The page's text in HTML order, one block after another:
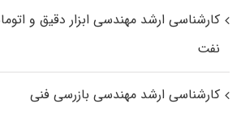
کارشناسی ارشد مهندسی ابزار دقیق و
نفت
کارشناسی ارشد مهندسی بازرسی فنی